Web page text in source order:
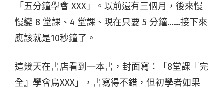
「五分鐘學會 XXX」。以前還有三個月，後來慢
慢變 8 堂課、4 堂課、現在只要 5 分鐘……接下來
應該就是10秒鐘了。
這幾天在書店看到一本書，封面寫：「8堂課『完
全』學會烏XXX」，書寫得不錯，但初學者如果